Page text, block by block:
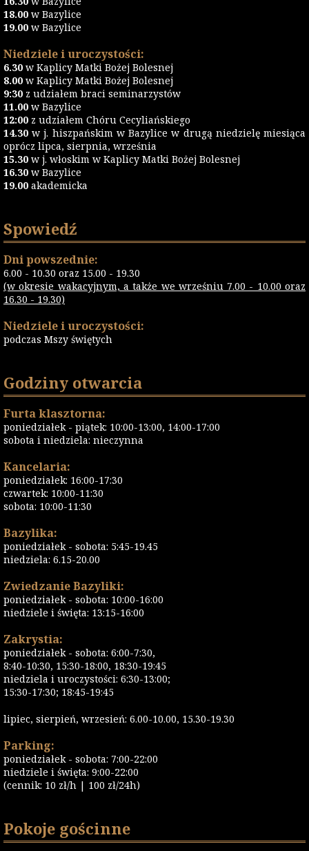
18.00 w Bazylice
19.00 w Bazylice
Niedziele i uroczystości:
6.30 w Kaplicy Matki Bożej Bolesnej
8.00 w Kaplicy Matki Bożej Bolesnej
9:30 z udziałem braci seminarzystów
11.00 w Bazylice
12:00 z udziałem Chóru Cecyliańskiego
14.30 w j. hiszpańskim w Bazylice w drugą niedzielę miesiąca
oprócz lipca, sierpnia, września
15.30 w j. włoskim w Kaplicy Matki Bożej Bolesnej
16.30 w Bazylice
19.00 akademicka
Spowiedź
Dni powszednie:
6.00 - 10.30 oraz 15.00 - 19.30
(w okresie wakacyjnym, a także we wrześniu 7.00 - 10.00 oraz
16.30 - 19.30)
Niedziele i uroczystości:
podczas Mszy świętych
Godziny otwarcia
Furta klasztorna:
poniedziałek - piątek: 10:00-13:00, 14:00-17:00
sobota i niedziela: nieczynna
Kancelaria:
poniedziałek: 16:00-17:30
czwartek: 10:00-11:30
sobota: 10:00-11:30
Bazylika:
poniedziałek - sobota: 5:45-19.45
niedziela: 6.15-20.00
Zwiedzanie Bazyliki:
poniedziałek - sobota: 10:00-16:00
niedziele i święta: 13:15-16:00
Zakrystia:
poniedziałek - sobota: 6:00-7:30,
8:40-10:30, 15:30-18:00, 18:30-19:45
niedziela i uroczystości: 6:30-13:00;
15:30-17:30; 18:45-19:45
lipiec, sierpień, wrzesień: 6.00-10.00, 15.30-19.30
Parking:
poniedziałek - sobota: 7:00-22:00
niedziele i święta: 9:00-22:00
(cennik: 10 zł/h | 100 zł/24h)
Pokoje gościnne